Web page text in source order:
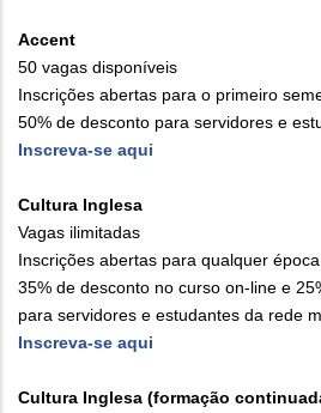
Accent
50 vagas disponíveis
Inscrições abertas para o primeiro
50% de desconto para servidores e
Inscreva-se aqui
Cultura Inglesa
Vagas ilimitadas
Inscrições abertas para qualquer
35% de desconto no curso on-line e
para servidores e estudantes da rede
Inscreva-se aqui
Cultura Inglesa (formação